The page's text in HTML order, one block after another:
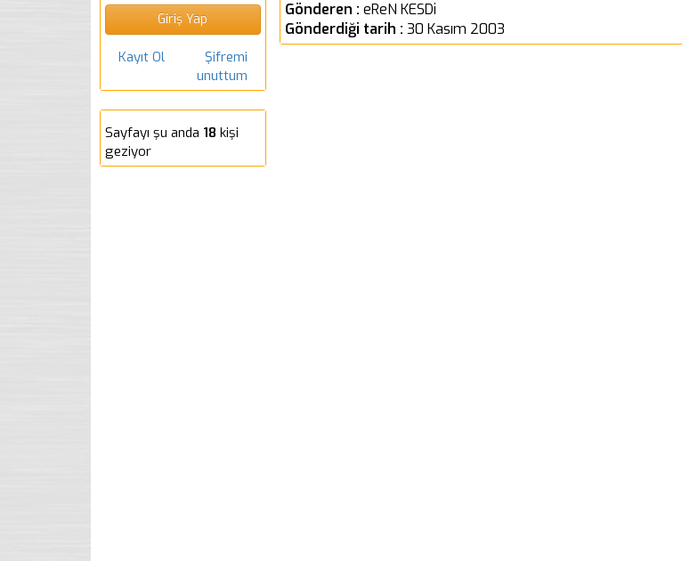
Gönderen : eReN KESDi
Gönderdiği tarih : 30 Kasım 2003
Kayıt Ol
Şifremi
unuttum
Sayfayı şu anda 18 kişi
geziyor